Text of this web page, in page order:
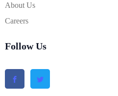
About Us
Careers
Follow Us